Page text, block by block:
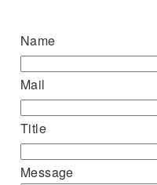
Name
Mail
Title
Message